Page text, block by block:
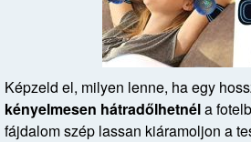
Képzeld el, milyen lenne, ha egy
kényelmesen hátradőlhetnéla
fájdalom szép lassan kiáramoljon a